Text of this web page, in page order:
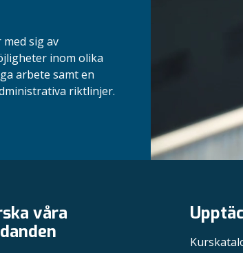
sig av
inom olika
arbete samt en
riktlinjer.
våra